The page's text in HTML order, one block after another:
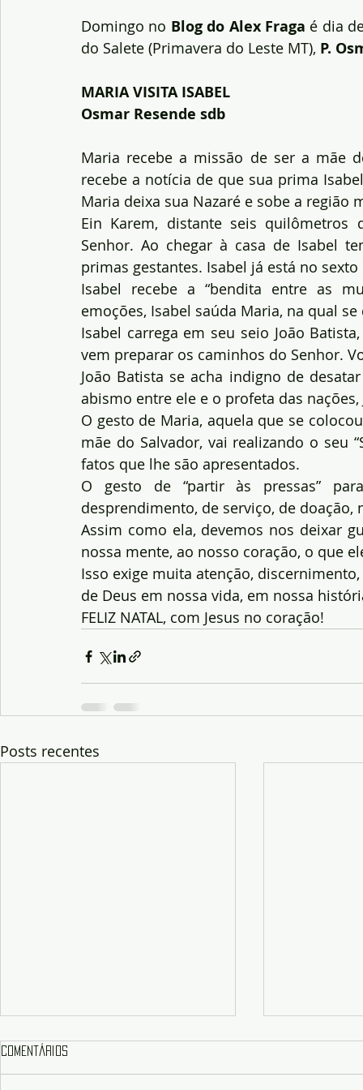
Domingo no Blog do Alex Fraga é dia
do Salete (Primavera do Leste MT), P.
MARIA VISITA ISABEL
Osmar Resende sdb
Maria recebe a missão de ser a mãe
recebe a notícia de que sua prima
Maria deixa sua Nazaré e sobe a região
Ein Karem, distante seis quilômetros
Senhor. Ao chegar à casa de Isabel
primas gestantes. Isabel já está no sexto
Isabel recebe a “bendita entre as
emoções, Isabel saúda Maria, na qual
Isabel carrega em seu seio João
vem preparar os caminhos do Senhor.
João Batista se acha indigno de
abismo entre ele e o profeta das nações,
O gesto de Maria, aquela que se
mãe do Salvador, vai realizando o seu
fatos que lhe são apresentados.
O gesto de “partir às pressas”
desprendimento, de serviço, de doação,
Assim como ela, devemos nos deixar
nossa mente, ao nosso coração, o que
Isso exige muita atenção,
de Deus em nossa vida, em nossa
FELIZ NATAL, com Jesus no coração!
Posts recentes
Comentários